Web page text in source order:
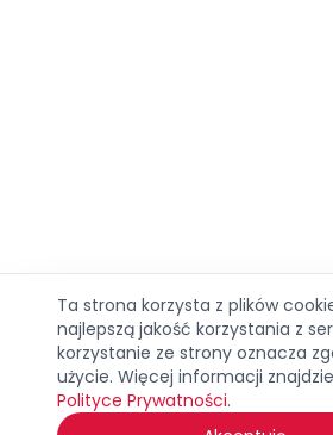
Ta strona korzysta z plików
najlepszą jakość korzystania z
korzystanie ze strony oznacza
użycie. Więcej informacji
Polityce Prywatności.